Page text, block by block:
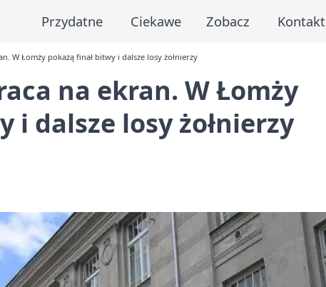
Przydatne Ciekawe Zobacz Kontakt
W Łomży pokażą finał bitwy i dalsze losy żołnierzy
na ekran. W Łomży
i dalsze losy żołnierzy